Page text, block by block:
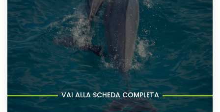
VAI ALLA SCHEDA COMPLETA